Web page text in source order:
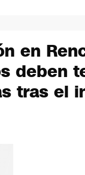
en
deben
tras el